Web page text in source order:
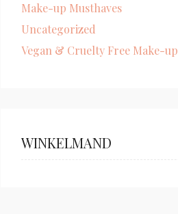
Make-up Musthaves
Uncategorized
Vegan & Cruelty Free Make-up
WINKELMAND